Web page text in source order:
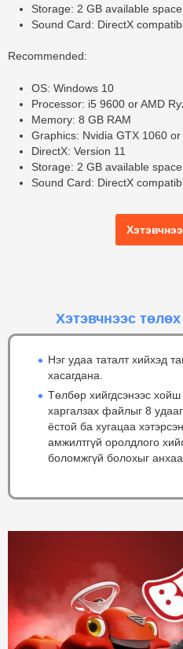
Storage: 2 GB available space
Sound Card: DirectX
Recommended:
OS: Windows 10
Processor: i5 9600 or AMD
Memory: 8 GB RAM
Graphics: Nvidia GTX 1060
DirectX: Version 11
Storage: 2 GB available space
Sound Card: DirectX
Хэтэвчнээс төлөх
Нэг удаа таталт хийхэд
хасагдана.
Төлбөр хийгдсэнээс
харгалзах файлыг 8
ёстой ба хугацаа
амжилтгүй оролдлого
боломжгүй болохыг